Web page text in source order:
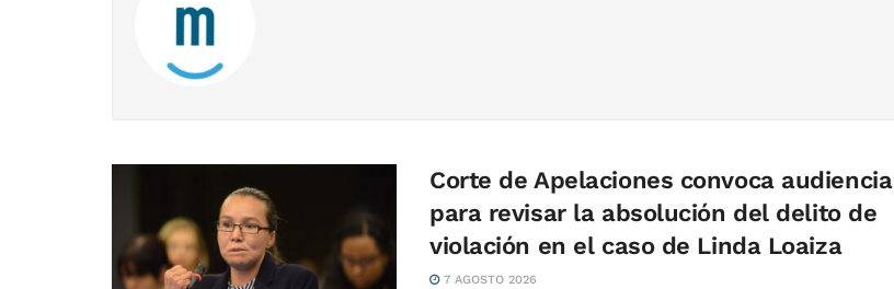
Corte de Apelaciones convoca audiencia
para revisar la absolución del delito de
violación en el caso de Linda Loaiza
7 AGOSTO 2026